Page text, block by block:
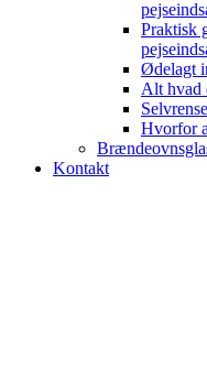
Praktisk
Ødelagt
Alt hvad
Hvorfor
Kontakt